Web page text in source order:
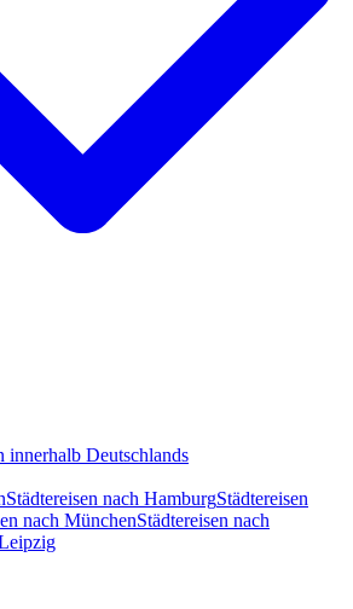
innerhalb Deutschlands
Städtereisen nach HamburgStädtereisen
nach MünchenStädtereisen nach